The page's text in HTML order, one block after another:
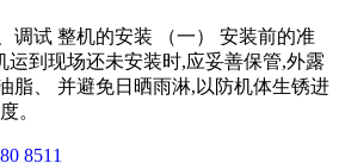
调试 整机的安装 （一） 安装前的准
运到现场还未安装时,应妥善保管,外露
脂、 并避免日晒雨淋,以防机体生锈进
。
8511